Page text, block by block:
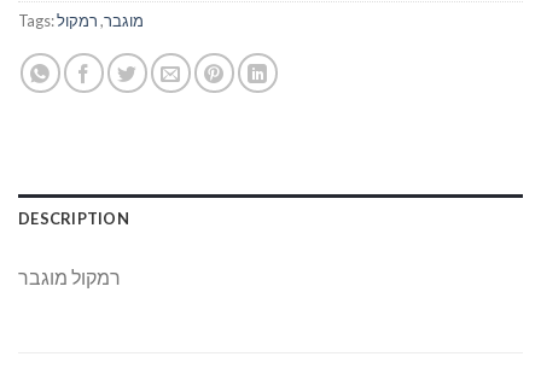
Tags:
מוגבר,רמקול
DESCRIPTION
רמקול מוגבר